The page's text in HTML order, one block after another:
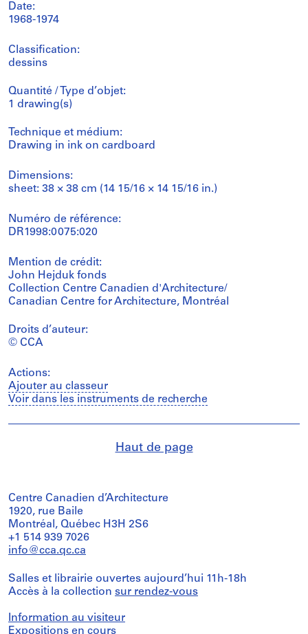
Date:
1968-1974
Classification:
dessins
Quantité / Type d’objet:
1 drawing(s)
Technique et médium:
Drawing in ink on cardboard
Dimensions:
sheet: 38 × 38 cm (14 15/16 × 14 15/16 in.)
Numéro de référence:
DR1998:0075:020
Mention de crédit:
John Hejduk fonds
Collection Centre Canadien d'Architecture/
Canadian Centre for Architecture, Montréal
Droits d’auteur:
© CCA
Actions:
Ajouter au classeur
Voir dans les instruments de recherche
Haut de page
Centre Canadien d’Architecture
1920, rue Baile
Montréal, Québec H3H 2S6
+1 514 939 7026
info@cca.qc.ca
Salles et librairie ouvertes aujourd’hui 11h-18h
Accès à la collection sur rendez-vous
Information au visiteur
Expositions en cours